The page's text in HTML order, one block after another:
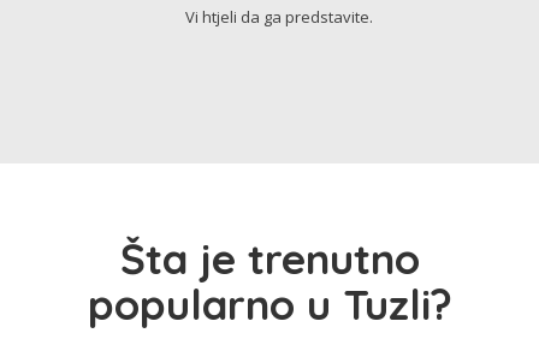
Vi htjeli da ga predstavite.
Šta je trenutno
popularno u Tuzli?